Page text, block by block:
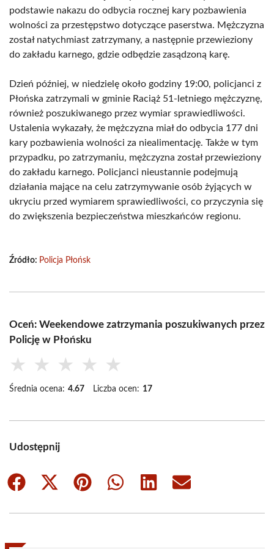
podstawie nakazu do odbycia rocznej kary pozbawienia
wolności za przestępstwo dotyczące paserstwa. Mężczyzna
został natychmiast zatrzymany, a następnie przewieziony
do zakładu karnego, gdzie odbędzie zasądzoną karę.
Dzień później, w niedzielę około godziny 19:00, policjanci z
Płońska zatrzymali w gminie Raciąż 51-letniego mężczyznę,
również poszukiwanego przez wymiar sprawiedliwości.
Ustalenia wykazały, że mężczyzna miał do odbycia 177 dni
kary pozbawienia wolności za niealimentację. Także w tym
przypadku, po zatrzymaniu, mężczyzna został przewieziony
do zakładu karnego. Policjanci nieustannie podejmują
działania mające na celu zatrzymywanie osób żyjących w
ukryciu przed wymiarem sprawiedliwości, co przyczynia się
do zwiększenia bezpieczeństwa mieszkańców regionu.
Źródło: Policja Płońsk
Oceń: Weekendowe zatrzymania poszukiwanych przez
Policję w Płońsku
★ ★ ★ ★ ★
Średnia ocena: 4.67 Liczba ocen: 17
Udostępnij
Share
Share
(Twitter)
Share
Share
Share
Share